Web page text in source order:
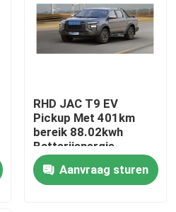
RHD JAC T9 EV
Pickup Met 401km
bereik 88.02kwh
Batterijenergie
Elektrische auto's
Aanvraag sturen